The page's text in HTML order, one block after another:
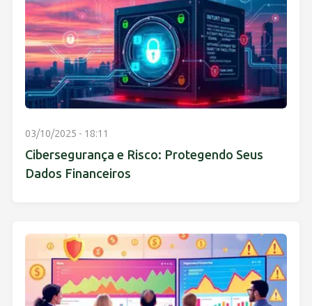
03/10/2025 - 18:11
Cibersegurança e Risco: Protegendo Seus
Dados Financeiros